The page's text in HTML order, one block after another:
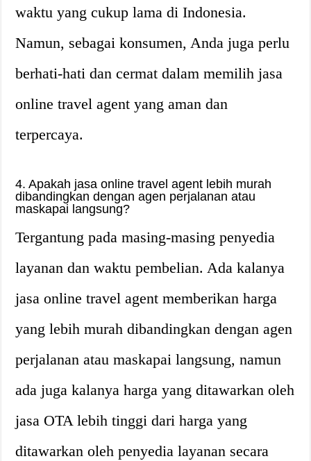
waktu yang cukup lama di Indonesia.
Namun, sebagai konsumen, Anda juga perlu
berhati-hati dan cermat dalam memilih jasa
online travel agent yang aman dan
terpercaya.
4. Apakah jasa online travel agent lebih murah
dibandingkan dengan agen perjalanan atau
maskapai langsung?
Tergantung pada masing-masing penyedia
layanan dan waktu pembelian. Ada kalanya
jasa online travel agent memberikan harga
yang lebih murah dibandingkan dengan agen
perjalanan atau maskapai langsung, namun
ada juga kalanya harga yang ditawarkan oleh
jasa OTA lebih tinggi dari harga yang
ditawarkan oleh penyedia layanan secara